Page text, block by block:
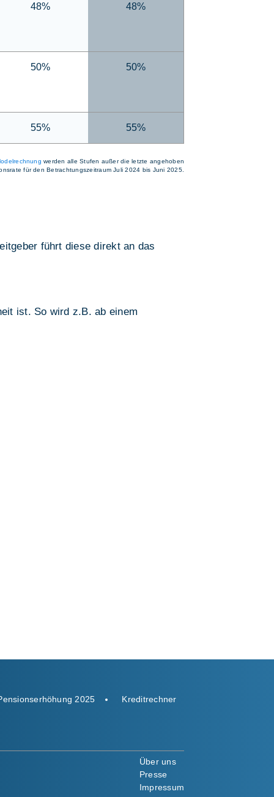
48% 48%
50% 50%
55% 55%
werden alle Stufen außer die letzte angehoben
für den Betrachtungszeitraum Juli 2024 bis Juni 2025.
führt diese direkt an das
ist. So wird z.B. ab einem
2025 Kreditrechner
Über uns
Presse
Impressum